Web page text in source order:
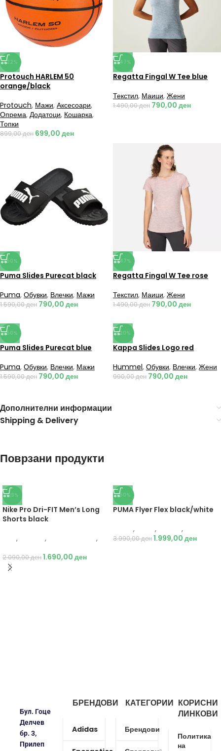
-22%
Protouch HARLEM 50
orange/black
Protouch, Мажи, Аксесоари,
Опрема, Додатоци, Кошарка,
Топки
899,00ден 699,00 ден
-47%
Regatta Fingal W Tee blue
Текстил, Маици, Жени
1.490,00ден 790,00 ден
-50%
Puma Slides Purecat black
Puma, Обувки, Влечки, Мажи
1.590,00ден 790,00 ден
-47%
Regatta Fingal W Tee rose
Текстил, Маици, Жени
1.490,00ден 790,00 ден
-50%
Puma Slides Purecat blue
Puma, Обувки, Влечки, Мажи
1.590,00ден 790,00 ден
-20%
Kappa Slides Logo red
Hummel, Обувки, Влечки, Жени
990,00ден 790,00 ден
Дополнителни информации
Shipping & Delivery
Поврзани продукти
-19%
Nike Pro Dri-FIT Men’s Long
Shorts black
, ,
,
2.090,00ден1.690,00 ден
-50%
PUMA Flyer Flex black/white
, , ,
3.990,00ден1.999,00 ден
Бул. Гоце
Делчев
бр. 3,
Прилеп
БРЕНДОВИ
Adidas
КАТЕГОРИИ
Брендови
КОРИСНИ
ЛИНКОВИ
Политика
на